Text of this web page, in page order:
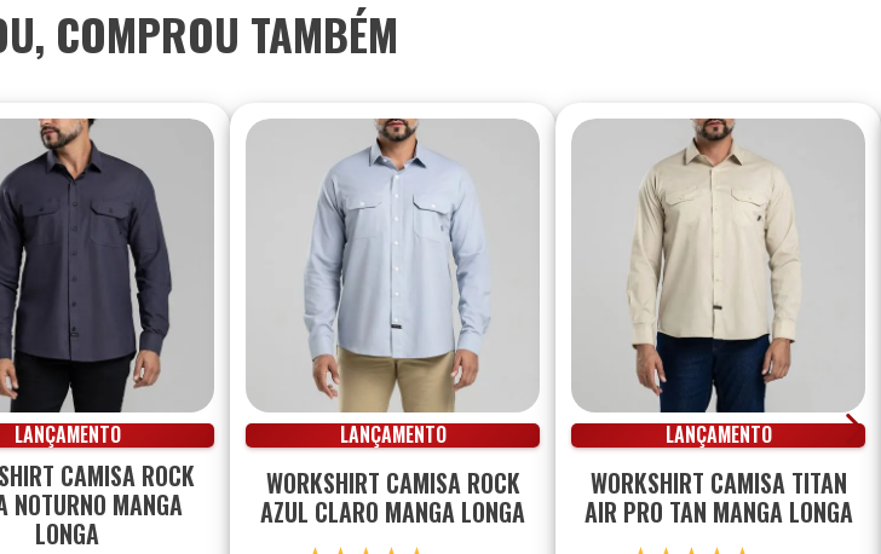
COMPROU TAMBÉM
LANÇAMENTO
CAMISA ROCK
NOTURNO MANGA
LONGA
LANÇAMENTO
WORKSHIRT CAMISA ROCK
AZUL CLARO MANGA LONGA
LANÇAMENTO
WORKSHIRT CAMISA TITAN
AIR PRO TAN MANGA LONGA